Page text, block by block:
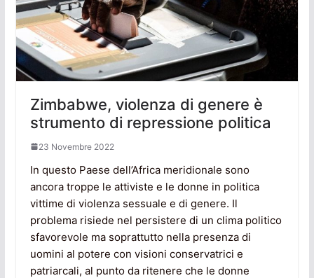
Zimbabwe, violenza di genere è
strumento di repressione politica
23 Novembre 2022
In questo Paese dell’Africa meridionale sono
ancora troppe le attiviste e le donne in politica
vittime di violenza sessuale e di genere. Il
problema risiede nel persistere di un clima politico
sfavorevole ma soprattutto nella presenza di
uomini al potere con visioni conservatrici e
patriarcali, al punto da ritenere che le donne